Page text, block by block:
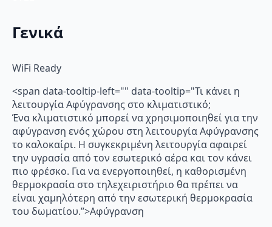
Γενικά
WiFi Ready
<span data-tooltip-left="" data-tooltip="Τι κάνει η
λειτουργία Αφύγρανσης στο κλιματιστικό;
Ένα κλιματιστικό μπορεί να χρησιμοποιηθεί για την
αφύγρανση ενός χώρου στη λειτουργία Αφύγρανσης
το καλοκαίρι. Η συγκεκριμένη λειτουργία αφαιρεί
την υγρασία από τον εσωτερικό αέρα και τον κάνει
πιο φρέσκο. Για να ενεργοποιηθεί, η καθορισμένη
θερμοκρασία στο τηλεχειριστήριο θα πρέπει να
είναι χαμηλότερη από την εσωτερική θερμοκρασία
του δωματίου.”>Αφύγρανση